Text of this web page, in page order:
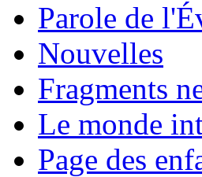
Parole de
Nouvelles
Fragments
Le monde
Page des